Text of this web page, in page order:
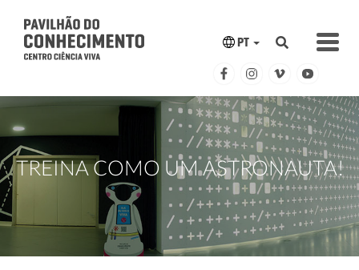
PT
TREINA COMO UM ASTRONAUTA!